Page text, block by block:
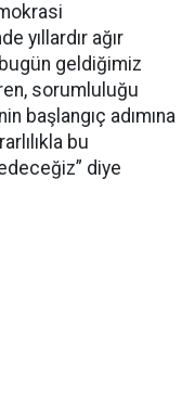
yıllardır ağır
geldiğimiz
sorumluluğu
başlangıç adımına
bu
diye